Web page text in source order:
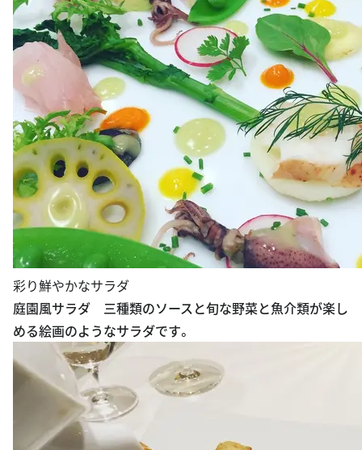
彩り鮮やかなサラダ
庭園風サラダ 三種類のソースと旬な野菜と魚介類が楽し
める絵画のようなサラダです。